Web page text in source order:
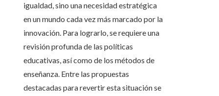
igualdad, sino una necesidad estratégica
en un mundo cada vez más marcado por la
innovación. Para lograrlo, se requiere una
revisión profunda de las políticas
educativas, así como de los métodos de
enseñanza. Entre las propuestas
destacadas para revertir esta situación se